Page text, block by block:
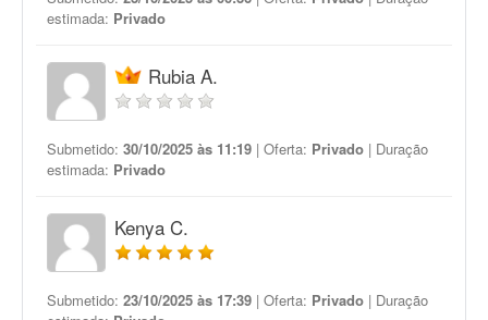
estimada: Privado
Rubia A.
Submetido: 30/10/2025 às 11:19 | Oferta: Privado | Duração
estimada: Privado
Kenya C.
Submetido: 23/10/2025 às 17:39 | Oferta: Privado | Duração